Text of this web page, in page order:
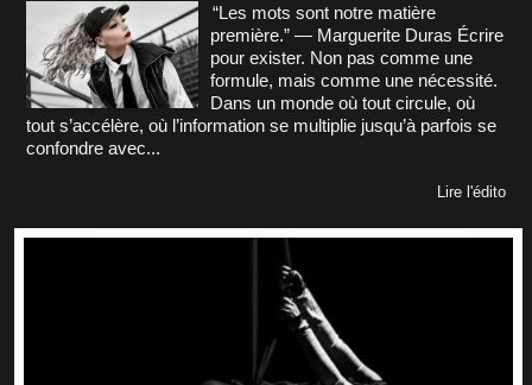
“Les mots sont notre matière
première.” — Marguerite Duras Écrire
pour exister. Non pas comme une
formule, mais comme une nécessité.
Dans un monde où tout circule, où
tout s’accélère, où l’information se multiplie jusqu’à parfois se
confondre avec...
Lire l'édito